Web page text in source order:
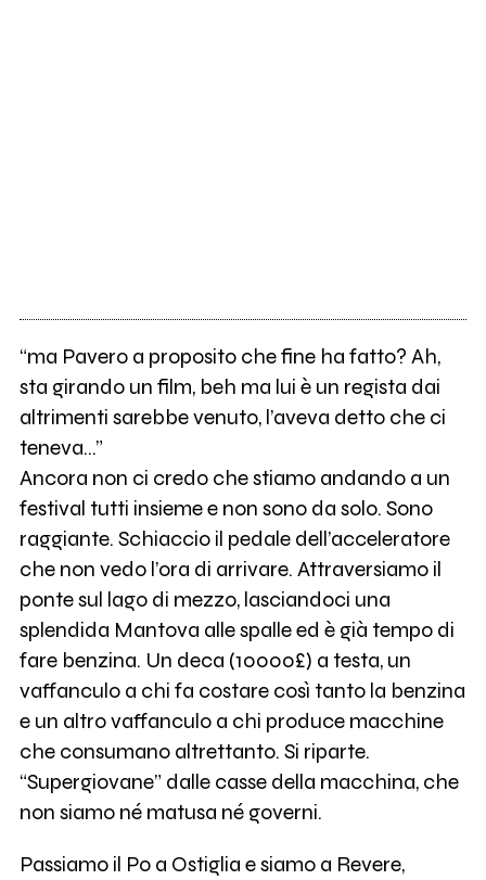
“ma Pavero a proposito che fine ha fatto? Ah,
sta girando un film, beh ma lui è un regista dai
altrimenti sarebbe venuto, l’aveva detto che ci
teneva…”
Ancora non ci credo che stiamo andando a un
festival tutti insieme e non sono da solo. Sono
raggiante. Schiaccio il pedale dell’acceleratore
che non vedo l’ora di arrivare. Attraversiamo il
ponte sul lago di mezzo, lasciandoci una
splendida Mantova alle spalle ed è già tempo di
fare benzina. Un deca (10000£) a testa, un
vaffanculo a chi fa costare così tanto la benzina
e un altro vaffanculo a chi produce macchine
che consumano altrettanto. Si riparte.
“Supergiovane” dalle casse della macchina, che
non siamo né matusa né governi.
Passiamo il Po a Ostiglia e siamo a Revere,